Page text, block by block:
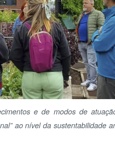
e de modos de atuação para a
da sustentabilidade ambiental,